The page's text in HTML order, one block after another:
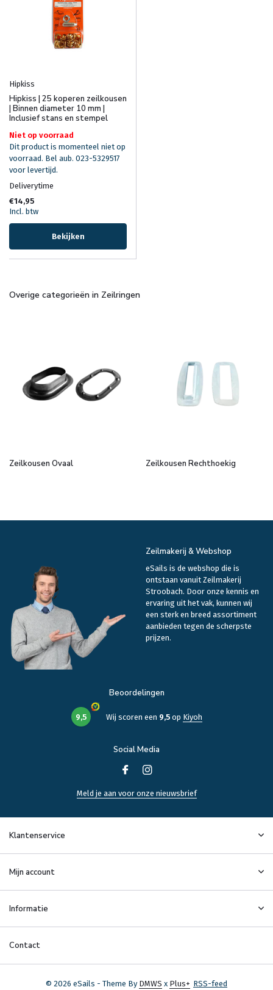
Hipkiss
Hipkiss | 25 koperen zeilkousen
| Binnen diameter 10 mm |
Inclusief stans en stempel
Niet op voorraad
Dit product is momenteel niet op
voorraad. Bel aub. 023-5329517
voor levertijd.
Deliverytime
€14,95
Incl. btw
Bekijken
Overige categorieën in Zeilringen
Zeilkousen Ovaal Zeilkousen Rechthoekig
Zeilmakerij & Webshop
eSails is de webshop die is
ontstaan vanuit Zeilmakerij
Stroobach. Door onze kennis en
ervaring uit het vak, kunnen wij
een sterk en breed assortiment
aanbieden tegen de scherpste
prijzen.
Beoordelingen
9,5 Wij scoren een 9,5op Kiyoh
Social Media
Meld je aan voor onze nieuwsbrief
Klantenservice
Mijn account
Informatie
Contact
© 2026 eSails - Theme By DMWS x Plus+ RSS-feed